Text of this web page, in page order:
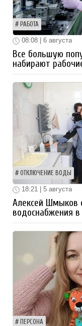
РАБОТА
08:08 | 6 августа
Все большую
набирают
ОТКЛЮЧЕНИЕ ВОДЫ
18:21 | 5 августа
Алексей Шмыков
водоснабжения
ПЕРСОНА